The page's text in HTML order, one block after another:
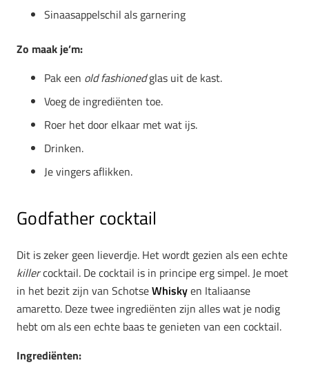
Sinaasappelschil als garnering
Zo maak je’m:
Pak een old fashionedglas uit de kast.
Voeg de ingrediënten toe.
Roer het door elkaar met wat ijs.
Drinken.
Je vingers aflikken.
Godfather cocktail
Dit is zeker geen lieverdje. Het wordt gezien als een echte
killercocktail. De cocktail is in principe erg simpel. Je moet
in het bezit zijn van SchotseWhiskyen Italiaanse
amaretto. Deze twee ingrediënten zijn alles wat je nodig
hebt om als een echte baas te genieten van een cocktail.
Ingrediënten: